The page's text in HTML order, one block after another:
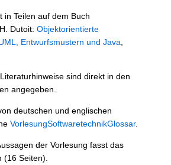
in Teilen auf dem Buch
Dutoit: Objektorientierte
Entwurfsmustern und Java
sind direkt in den
angegeben.
deutschen und englischen
VorlesungSoftwaretechnikGlossar.
der Vorlesung fasst das
(16 Seiten).